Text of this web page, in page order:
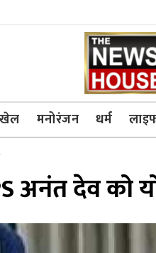
खेल मनोरंजन धर्म
देव को